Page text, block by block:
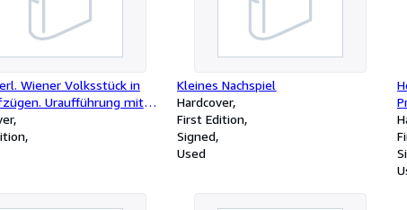
Wiener Volksstück in
Uraufführung mit
Erfolg am
Theater in Wien am
1904.
Kleines Nachspiel
Hardcover
First Edition
Signed
Used